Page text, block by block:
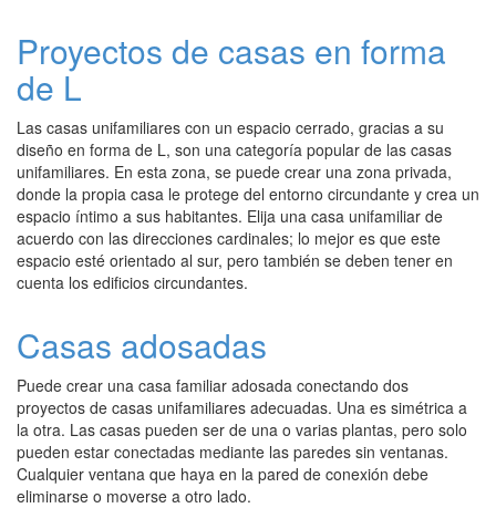
Proyectos de casas en forma
de L
Las casas unifamiliares con un espacio cerrado, gracias a su
diseño en forma de L, son una categoría popular de las casas
unifamiliares. En esta zona, se puede crear una zona privada,
donde la propia casa le protege del entorno circundante y crea un
espacio íntimo a sus habitantes. Elija una casa unifamiliar de
acuerdo con las direcciones cardinales; lo mejor es que este
espacio esté orientado al sur, pero también se deben tener en
cuenta los edificios circundantes.
Casas adosadas
Puede crear una casa familiar adosada conectando dos
proyectos de casas unifamiliares adecuadas. Una es simétrica a
la otra. Las casas pueden ser de una o varias plantas, pero solo
pueden estar conectadas mediante las paredes sin ventanas.
Cualquier ventana que haya en la pared de conexión debe
eliminarse o moverse a otro lado.